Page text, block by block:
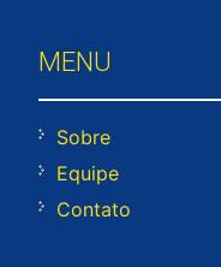
MENU
Sobre
Equipe
Contato